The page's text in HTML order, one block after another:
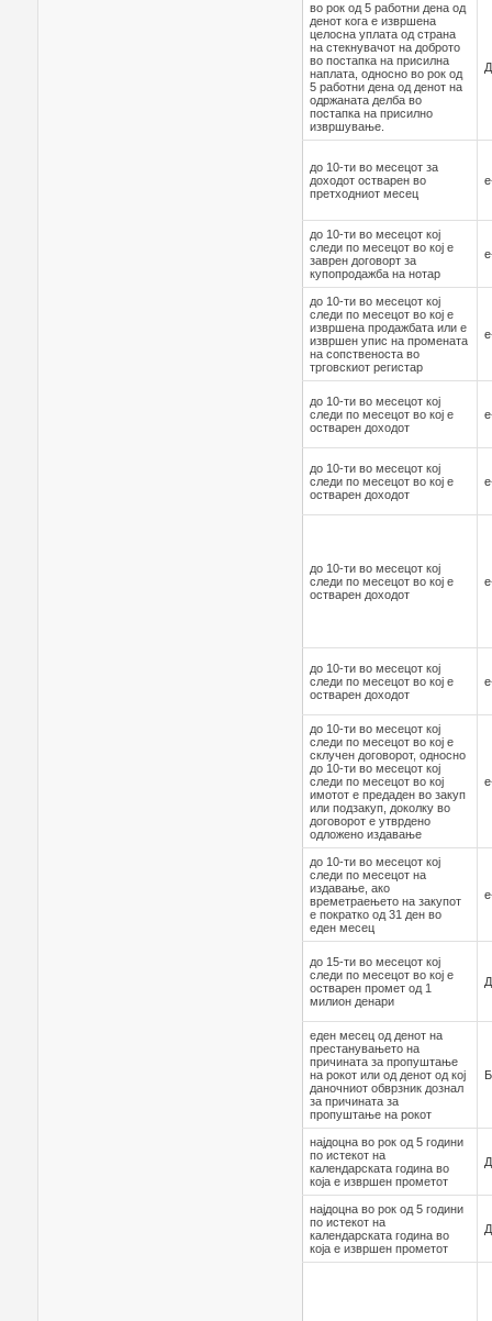
во рок од 5 работни дена од
денот кога е извршена
целосна уплата од страна
на стекнувачот на доброто
во постапка на присилна
наплата, односно во рок од
5 работни дена од денот на
одржаната делба во
постапка на присилно
извршување.
до 10-ти во месецот за
доходот остварен во
претходниот месец
до 10-ти во месецот кој
следи по месецот во кој е
заврен договорт за
купопродажба на нотар
до 10-ти во месецот кој
следи по месецот во кој е
извршена продажбата или е
извршен упис на промената
на сопственоста во
трговскиот регистар
до 10-ти во месецот кој
следи по месецот во кој е
остварен доходот
до 10-ти во месецот кој
следи по месецот во кој е
остварен доходот
до 10-ти во месецот кој
следи по месецот во кој е
остварен доходот
до 10-ти во месецот кој
следи по месецот во кој е
остварен доходот
до 10-ти во месецот кој
следи по месецот во кој е
склучен договорот, односно
до 10-ти во месецот кој
следи по месецот во кој
имотот е предаден во закуп
или подзакуп, доколку во
договорот е утврдено
одложено издавање
до 10-ти во месецот кој
следи по месецот на
издавање, ако
времетраењето на закупот
е пократко од 31 ден во
еден месец
до 15-ти во месецот кој
следи по месецот во кој е
остварен промет од 1
милион денари
еден месец од денот на
престанувањето на
причината за пропуштање
на рокот или од денот од кој
даночниот обврзник дознал
за причината за
пропуштање на рокот
најдоцна во рок од 5 години
по истекот на
календарската година во
која е извршен прометот
најдоцна во рок од 5 години
по истекот на
календарската година во
која е извршен прометот